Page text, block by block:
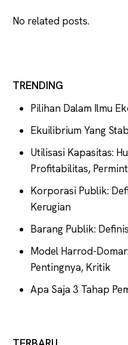
No related posts.
TRENDING
Pilihan Dalam Ilmu
Ekuilibrium Yang
Utilisasi Kapasitas:
Profitabilitas,
Korporasi Publik:
Kerugian
Barang Publik:
Model Harrod-
Pentingnya, Kritik
Apa Saja 3 Tahap